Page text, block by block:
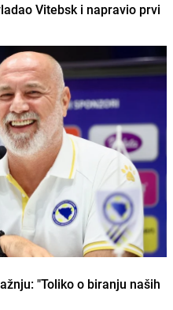
Vitebsk i napravio prvi
"Toliko o biranju naših